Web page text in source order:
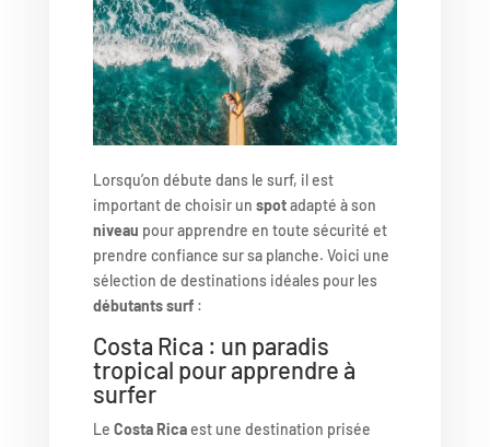
Lorsqu’on débute dans le surf, il est
important de choisir un spotadapté à son
niveau pour apprendre en toute sécurité et
prendre confiance sur sa planche. Voici une
sélection de destinations idéales pour les
débutants surf:
Costa Rica : un paradis
tropical pour apprendre à
surfer
Le Costa Ricaest une destination prisée